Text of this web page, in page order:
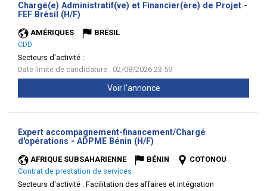
Chargé(e) Administratif(ve) et Financier(ère) de Projet -
FEF Brésil (H/F)
AMÉRIQUES
BRÉSIL
CDD
Secteurs d'activité :
Date limite de candidature : 02/08/2026 23:59
Voir l'annonce
Expert accompagnement-financement/Chargé
d'opérations - ADPME Bénin (H/F)
AFRIQUE SUBSAHARIENNE BÉNIN
COTONOU
Contrat de prestation de services
Secteurs d'activité : Facilitation des affaires et intégration